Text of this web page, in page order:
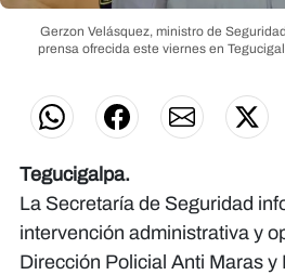
Gerzon Velásquez, ministro de
prensa ofrecida este viernes en
Tegucigalpa.
La Secretaría de Seguridad
intervención administrativa y
Dirección Policial Anti Maras y